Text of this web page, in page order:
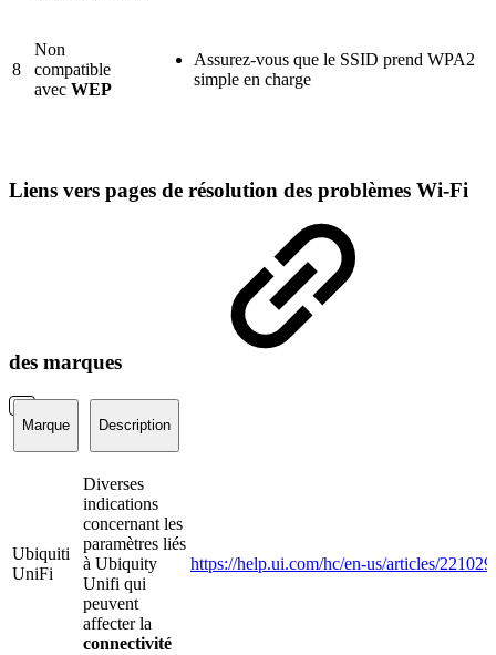
8
Non
compatible
avec WEP
Assurez-vous que le SSID prend WPA2
simple en charge
Liens vers pages de résolution des problèmes Wi-Fi
des marques
Marque Description
Ubiquiti
UniFi
Diverses
indications
concernant les
paramètres liés
à Ubiquity
Unifi qui
peuvent
affecter la
connectivité
https://help.ui.com/hc/en-us/articles/